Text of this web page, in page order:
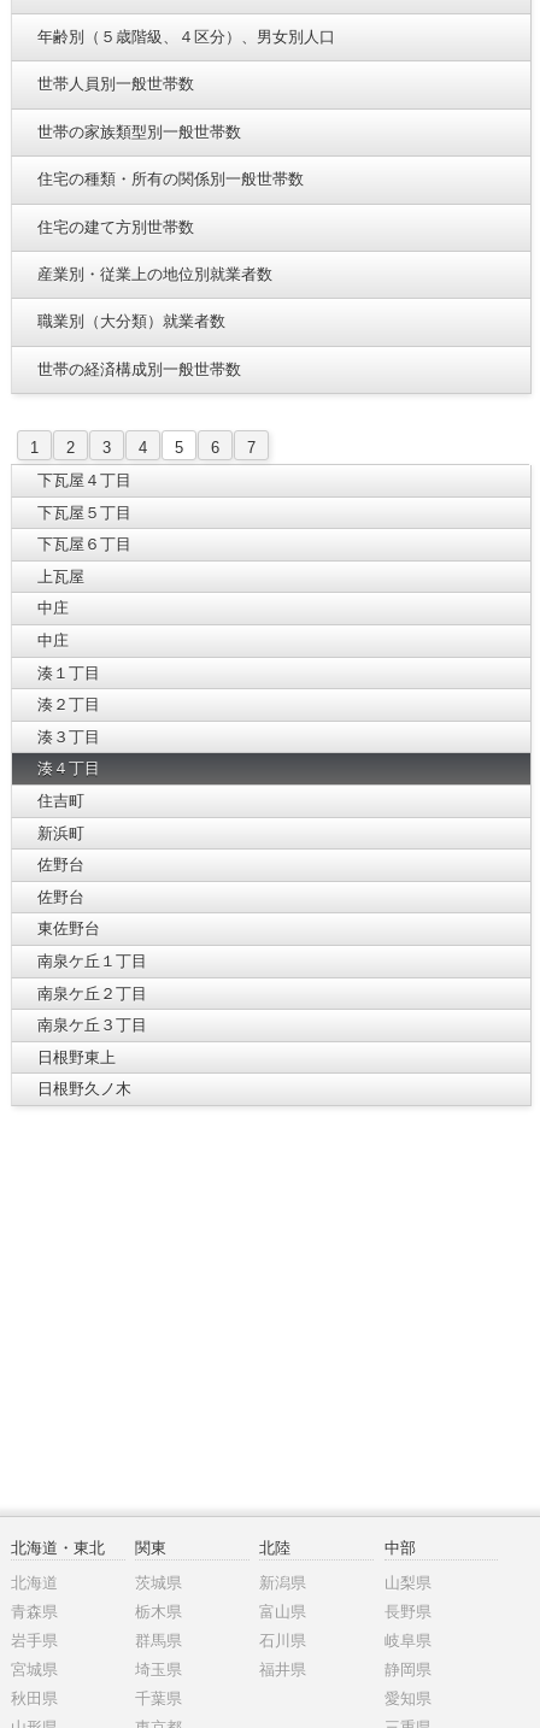
年齢別（５歳階級、４区分）、男女別人口
世帯人員別一般世帯数
世帯の家族類型別一般世帯数
住宅の種類・所有の関係別一般世帯数
住宅の建て方別世帯数
産業別・従業上の地位別就業者数
職業別（大分類）就業者数
世帯の経済構成別一般世帯数
1 2 3 4 5 6
7
下瓦屋４丁目
下瓦屋５丁目
下瓦屋６丁目
上瓦屋
中庄
中庄
湊１丁目
湊２丁目
湊３丁目
湊４丁目
住吉町
新浜町
佐野台
佐野台
東佐野台
南泉ケ丘１丁目
南泉ケ丘２丁目
南泉ケ丘３丁目
日根野東上
日根野久ノ木
北海道・東北
北海道
青森県
岩手県
宮城県
秋田県
関東
茨城県
栃木県
群馬県
埼玉県
千葉県
北陸
新潟県
富山県
石川県
福井県
中部
山梨県
長野県
岐阜県
静岡県
愛知県